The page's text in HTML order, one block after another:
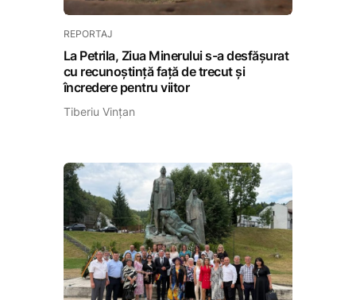
REPORTAJ
La Petrila, Ziua Minerului s-a desfășurat
cu recunoștință față de trecut și
încredere pentru viitor
Tiberiu Vințan